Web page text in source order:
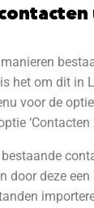
het om dit in
voor de
‘Contacten
door deze